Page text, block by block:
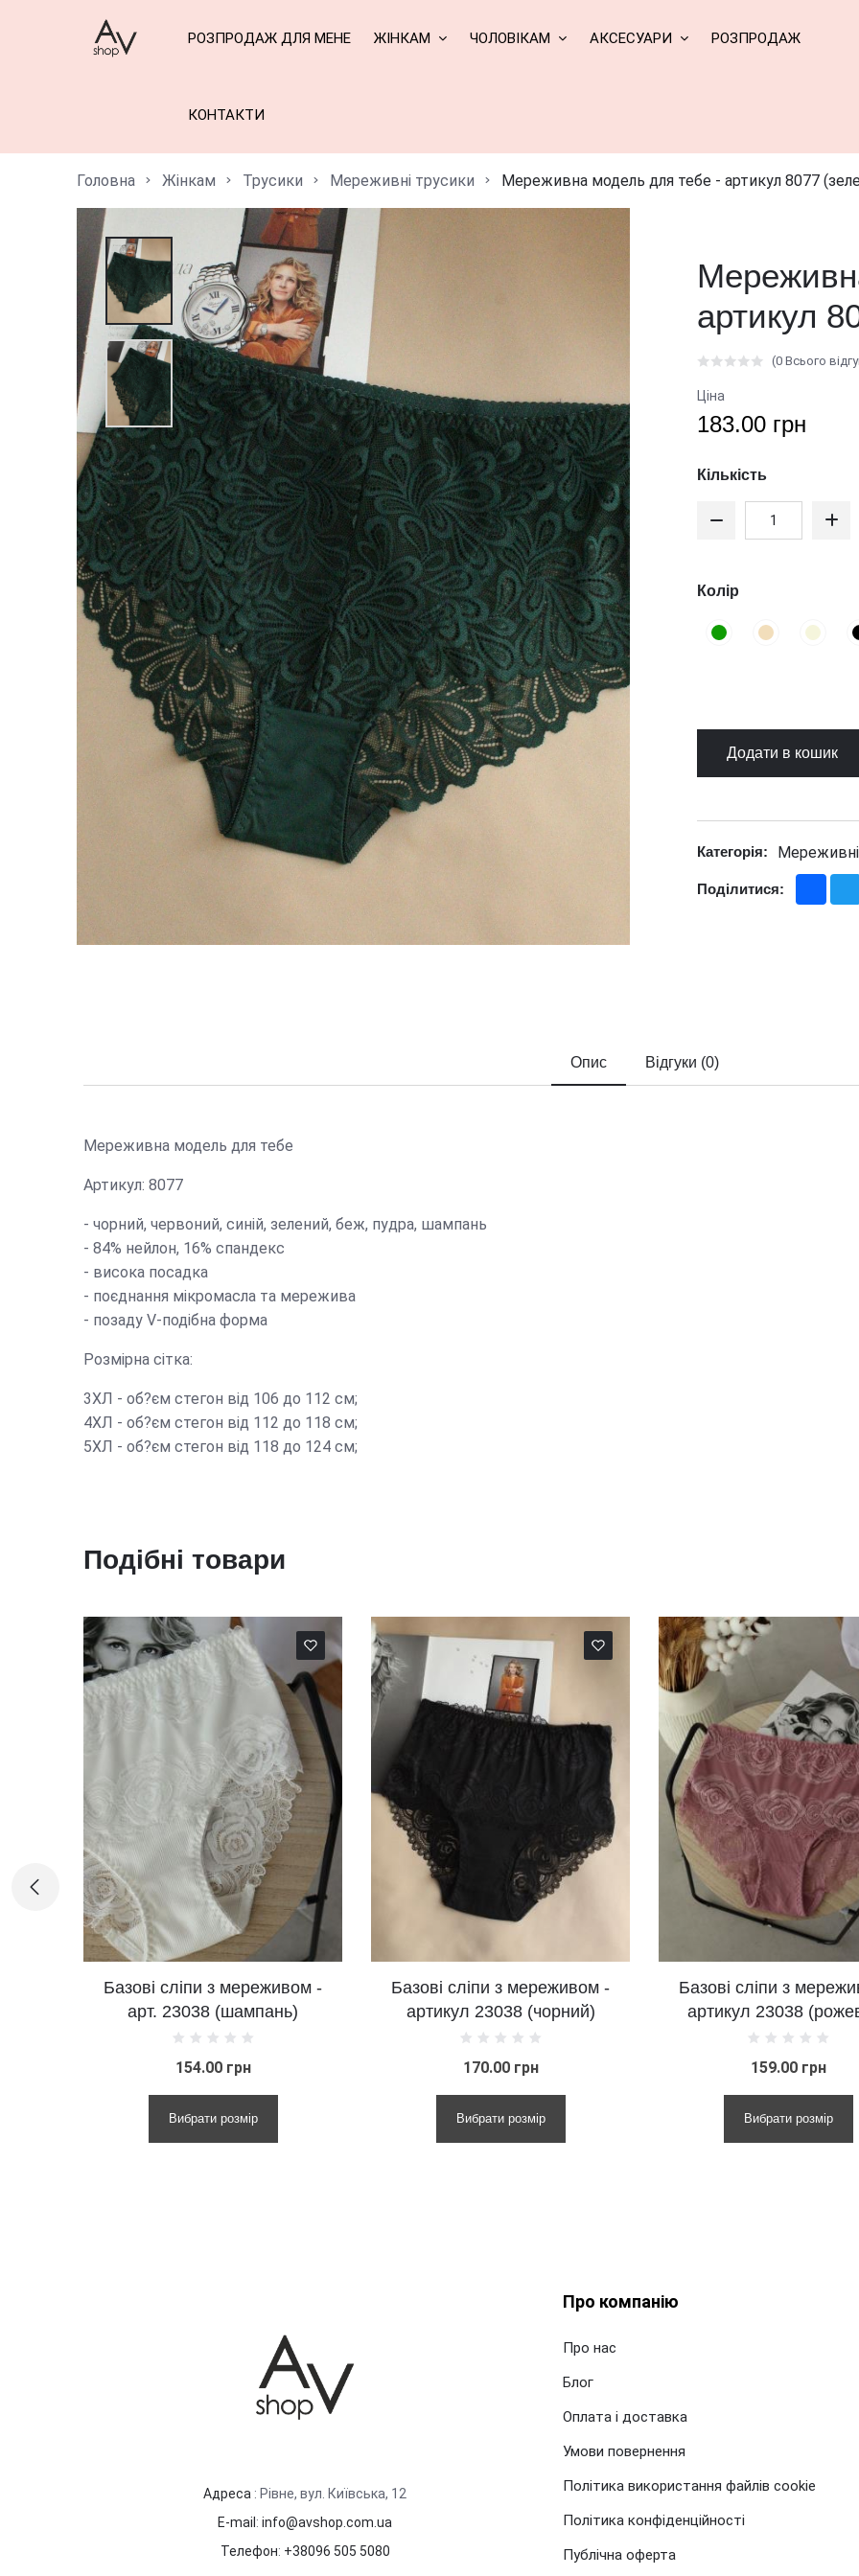
РОЗПРОДАЖ ДЛЯ МЕНЕ ЖІНКАМ ЧОЛОВІКАМ АКСЕСУАРИ РОЗПРОДАЖ
КОНТАКТИ
Головна Жінкам Трусики Мереживні трусики Мереживна модель для тебе - артикул 8077
артикул
(0 Всього
Ціна
183.00 грн
Кількість
Колір
Додати в кошик
Категорія:
Поділитися:
Опис Відгуки (0)
Мереживна модель для тебе
Артикул: 8077
- чорний, червоний, синій, зелений, беж, пудра, шампань
- 84% нейлон, 16% спандекс
- висока посадка
- поєднання мікромасла та мережива
- позаду V-подібна форма
Розмірна сітка:
3ХЛ - об?єм стегон від 106 до 112 см;
4ХЛ - об?єм стегон від 112 до 118 см;
5ХЛ - об?єм стегон від 118 до 124 см;
Подібні товари
сліпи з мереживом -
арт. 23038 (шампань)
Базові сліпи з мереживом -
артикул 23038 (чорний)
Базові сліпи з мереживом -
артикул 23038 (рожевий)
Адреса : Рівне, вул. Київська, 12
E-mail : info@avshop.com.ua
Телефон: +38096 505 5080
Про компанію
Про нас
Блог
Оплата і доставка
Умови повернення
Політика використання файлів cookie
Політика конфіденційності
Публічна оферта